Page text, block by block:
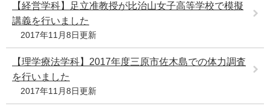
【経営学科】足立准教授が比治山女子高等学校で模擬
講義を行いました
2017年11月8日更新
【理学療法学科】2017年度三原市佐木島での体力調査
を行いました
2017年11月8日更新